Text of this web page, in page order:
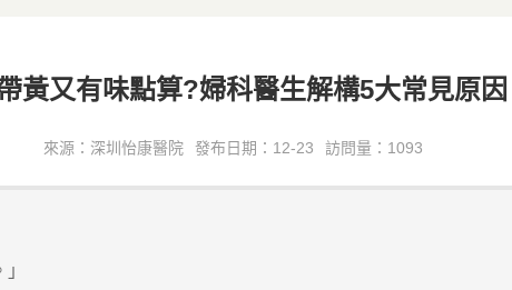
黃又有味點算?婦科醫生解構5大常見原因
來源：深圳怡康醫院 發布日期：12-23 訪問量：1093